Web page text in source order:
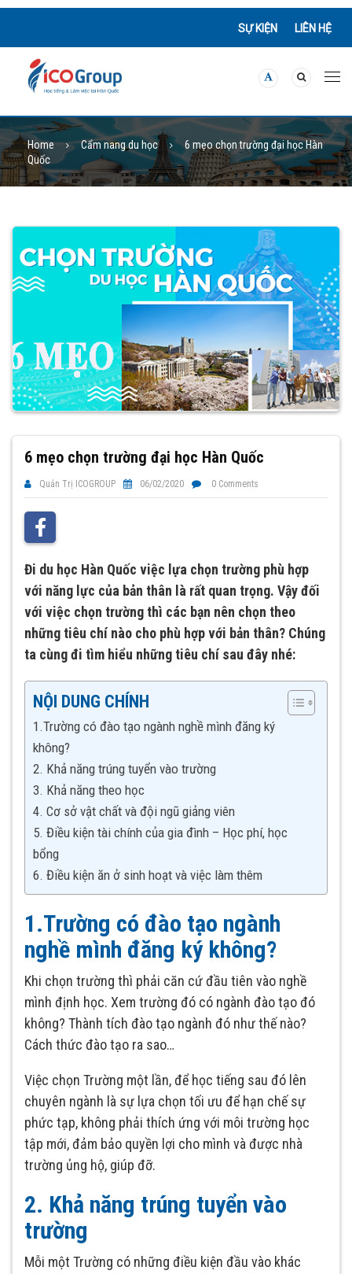
SỰ KIỆN LIÊN HỆ
Home Cẩm nang du học
6 mẹo chọn trường đại học Hàn
Quốc
6 mẹo chọn trường đại học Hàn Quốc
Quản Trị ICOGROUP 06/02/2020 0 Comments
Đi du học Hàn Quốc việc lựa chọn trường phù hợp
với năng lực của bản thân là rất quan trọng. Vậy đối
với việc chọn trường thì các bạn nên chọn theo
những tiêu chí nào cho phù hợp với bản thân? Chúng
ta cùng đi tìm hiểu những tiêu chí sau đây nhé:
NỘI DUNG CHÍNH
1.Trường có đào tạo ngành nghề mình đăng ký
không?
2. Khả năng trúng tuyển vào trường
3. Khả năng theo học
4. Cơ sở vật chất và đội ngũ giảng viên
5. Điều kiện tài chính của gia đình – Học phí, học
bổng
6. Điều kiện ăn ở sinh hoạt và việc làm thêm
1.Trường có đào tạo ngành
nghề mình đăng ký không?
Khi chọn trường thì phải căn cứ đầu tiên vào nghề
mình định học. Xem trường đó có ngành đào tạo đó
không? Thành tích đào tạo ngành đó như thế nào?
Cách thức đào tạo ra sao…
Việc chọn Trường một lần, để học tiếng sau đó lên
chuyên ngành là sự lựa chọn tối ưu để hạn chế sự
phức tạp, không phải thích ứng với môi trường học
tập mới, đảm bảo quyền lợi cho mình và được nhà
trường ủng hộ, giúp đỡ.
2. Khả năng trúng tuyển vào
trường
Mỗi một Trường có những điều kiện đầu vào khác